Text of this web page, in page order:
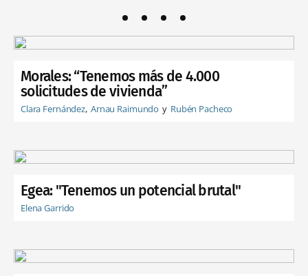
Morales: “Tenemos más de 4.000
solicitudes de vivienda”
Clara Fernández Arnau Raimundo Rubén Pacheco
Egea: "Tenemos un potencial brutal"
Elena Garrido